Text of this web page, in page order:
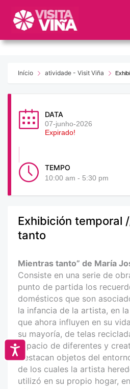
este
web
sistema
Accesibilidad
Início atividade - Visit Viña
DATA
07-junho-2026
Expirado!
TEMPO
10:00 am - 5:30 pm
Exhibición temporal
tanto
Mientras tanto” de María
Consiste en una serie de
punto de partida los
domésticos que son
la infancia de la artista, en
que ahora influyen en su
su mayoría, de telas
espacio de diferentes y
Destacan objetos del
de los cuales la artista
utilizó en su propio hogar,